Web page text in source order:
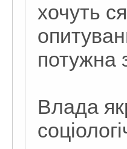
хочуть
потужна
Влада